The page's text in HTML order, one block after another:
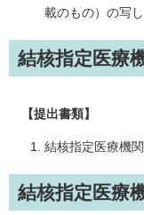
載のもの）の写し
結核指定医療
【提出書類】
結核指定医療機
結核指定医療